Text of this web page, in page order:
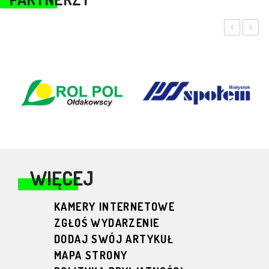
‹ ›
WIĘCEJ
KAMERY INTERNETOWE
ZGŁOŚ WYDARZENIE
DODAJ SWÓJ ARTYKUŁ
MAPA STRONY